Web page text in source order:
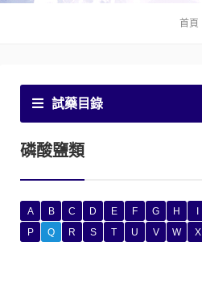
首頁
試藥目錄
磷酸鹽類
A B C D E F G H
P
Q R S T U V W X